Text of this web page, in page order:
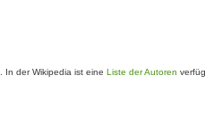
. In der Wikipedia ist eine Liste der Autoren